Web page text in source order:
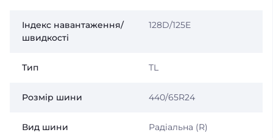
Індекс навантаження/
швидкості
128D/125E
Тип TL
Розмір шини 440/65R24
Вид шини Радіальна (R)